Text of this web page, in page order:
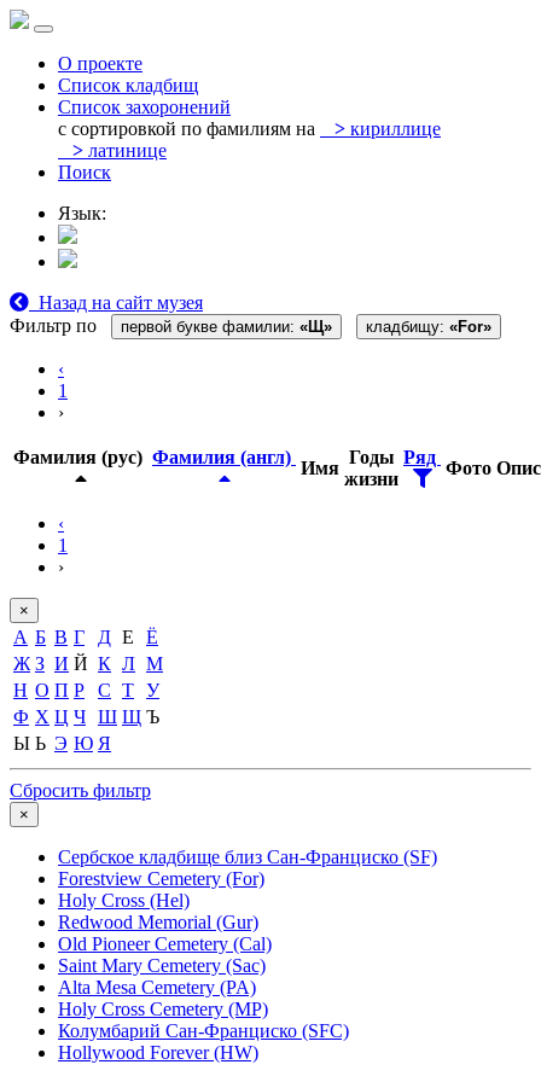
О проекте
Список кладбищ
Список захоронений
с сортировкой по фамилиям на
> кириллице
> латинице
Поиск
Язык:
Назад на сайт музея
Фильтр по
первой букве фамилии: «Щ» кладбищу: «For»
‹
1
›
Фамилия (рус) Фамилия (англ)
Имя
Годы
жизни
Ряд
Фото
‹
1
›
×
А Б В Г Д Е
Ё
Ж З И Й К Л М
Н О П Р С Т У
Ф Х Ц Ч Ш Щ Ъ
Ы Ь Э Ю Я
Сбросить фильтр
×
Сербское кладбище близ Сан-Франциско (SF)
Forestview Cemetery (For)
Holy Cross (Hel)
Redwood Memorial (Gur)
Old Pioneer Cemetery (Cal)
Saint Mary Cemetery (Sac)
Alta Mesa Cemetery (PA)
Holy Cross Cemetery (MP)
Колумбарий Сан-Франциско (SFC)
Hollywood Forever (HW)